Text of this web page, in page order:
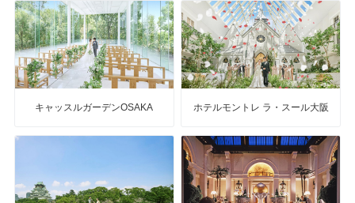
キャッスルガーデンOSAKA ホテルモントレ ラ・スール大阪